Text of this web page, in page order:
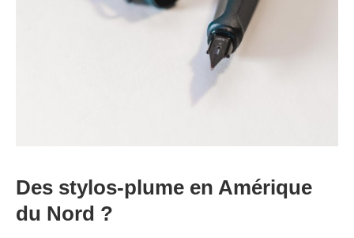
Des stylos-plume en Amérique
du Nord ?